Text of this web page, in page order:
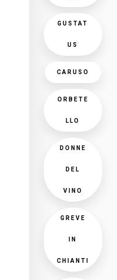
GUSTAT
US
CARUSO
ORBETE
LLO
DONNE
DEL
VINO
GREVE
IN
CHIANTI